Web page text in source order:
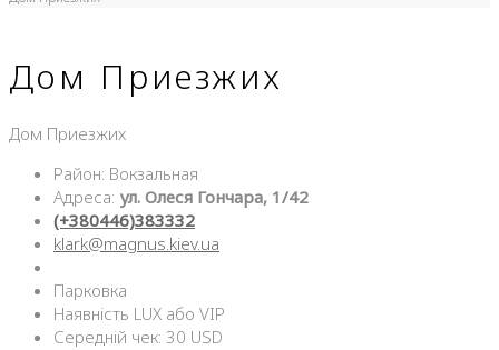
Дом Приезжих
Дом Приезжих
Район: Вокзальная
Адреса: ул. Олеся Гончара, 1/42
(+380446)383332
klark@magnus.kiev.ua
Парковка
Наявність LUX або VIP
Середній чек: 30 USD